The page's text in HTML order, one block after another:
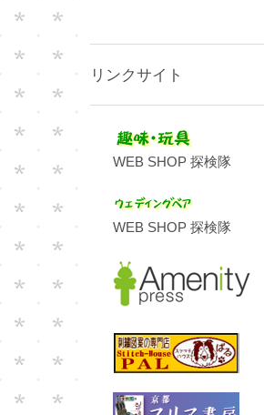
リンクサイト
WEB SHOP 探検隊
WEB SHOP 探検隊